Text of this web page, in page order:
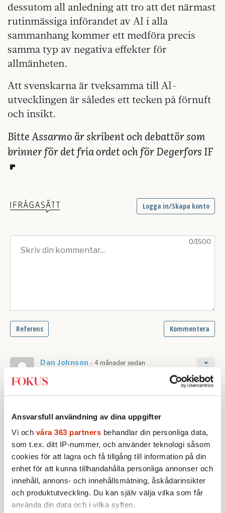
Ansvarsfull användning av dina uppgifter
Vi och våra 363 partners behandlar din personliga data,
som t.ex. ditt IP-nummer, och använder teknologi såsom
cookies för att lagra och få tillgång till information på din
enhet för att kunna tillhandahålla personliga annonser och
innehåll, annons- och innehållsmätning, åskådarinsikter
och produktutveckling. Du kan själv välja vilka som får
använda din data och i vilka syften.
dessutom all anledning att tro att det närmast
rutinmässiga införandet av AI i alla
sammanhang kommer ett medföra precis
samma typ av negativa effekter för
allmänheten.
Att svenskarna är tveksamma till AI-
utvecklingen är således ett tecken på förnuft
och insikt.
Bitte Assarmo är skribent och debattör som
brinner för det fria ordet och för Degerfors IF